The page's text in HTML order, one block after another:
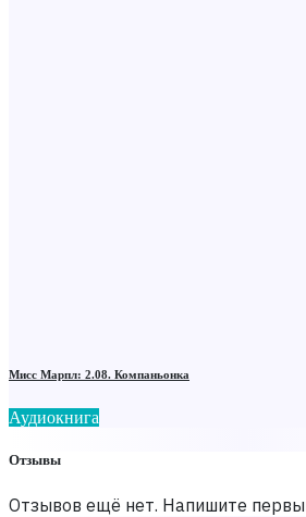
Мисс Марпл: 2.08. Компаньонка
Аудиокнига
Отзывы
Отзывов ещё нет. Напишите